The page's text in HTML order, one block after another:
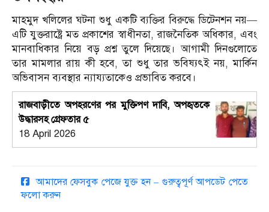
মাহমুদ খলিলের ঘটনা শুধু একটি ব্যক্তির বিরুদ্ধে ডিটেনশন নয়—
এটি যুক্তরাষ্ট্রে মত প্রকাশের স্বাধীনতা, রাজনৈতিক অধিকার, এবং
মানবাধিকার নিয়ে বড় প্রশ্ন তুলে দিয়েছে। আগামী দিনগুলোতে
তার মামলার রায় কী হবে, তা শুধু তার ভবিষ্যৎই নয়, মার্কিন
অভিবাসন ব্যবস্থার ন্যায্যতাকেও প্রভাবিত করবে।
রাজবাড়ীতে অপহরণের পর মুক্তিপণ দাবি, অপহৃতকে
উদ্ধারসহ গ্রেফতার ৫
18 April 2026
আমাদের ফেসবুক পেজে যুক্ত হন – গুরুত্বপূর্ণ আপডেট পেতে
ফলো করুন